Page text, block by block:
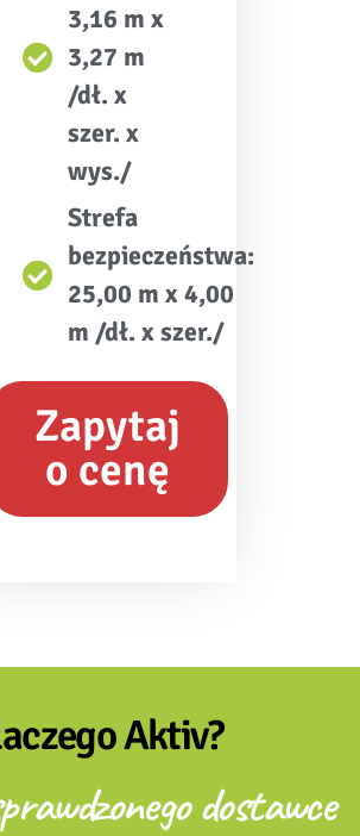
3,16 m x
3,27 m
/dł. x
szer. x
wys./
Strefa
bezpieczeństwa:
25,00 m x 4,00
m /dł. x szer./
Zapytaj
o cenę
Aktiv?
dostawce